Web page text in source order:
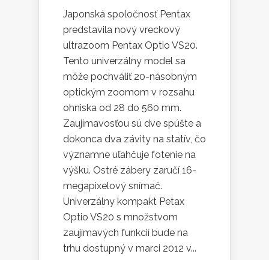
Japonská spoločnosť Pentax
predstavila nový vreckový
ultrazoom Pentax Optio VS20.
Tento univerzálny model sa
môže pochváliť 20-násobným
optickým zoomom v rozsahu
ohniska od 28 do 560 mm.
Zaujímavosťou sú dve spúšte a
dokonca dva závity na statív, čo
významne uľahčuje fotenie na
výšku. Ostré zábery zaručí 16-
megapixelový snímač.
Univerzálny kompakt Petax
Optio VS20 s množstvom
zaujímavých funkcií bude na
trhu dostupný v marci 2012 v...